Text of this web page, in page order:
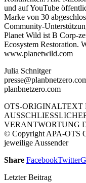
und auf YouTube
Marke von 30
Community-
Planet Wild ist B Corp-
Ecosystem Restoration.
www.planetwild.com
Julia Schnitger
planbnetzero.com
OTS-ORIGINALTEXT
VERANTWORTUNG
© Copyright APA-OTS
jeweilige Aussender
Share FacebookTwitter
Letzter Beitrag